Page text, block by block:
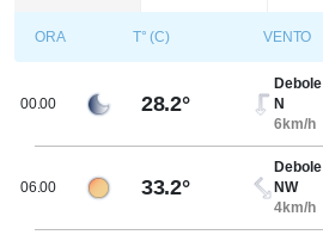
ORA T° (C) VENTO
00.00 28.2°
Debole
N
6km/h
06.00 33.2°
Debole
NW
4km/h